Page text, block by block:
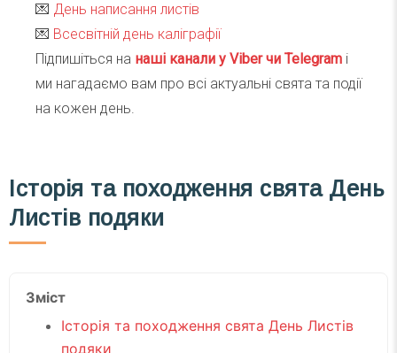
💌 День написання листів
💌 Всесвітній день каліграфії
Підпишіться на наші канали у Viber чи Telegram і
ми нагадаємо вам про всі актуальні свята та події
на кожен день.
Історія та походження свята День
Листів подяки
Зміст
Історія та походження свята День Листів
подяки